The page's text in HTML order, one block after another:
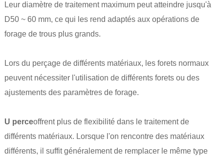
Leur diamètre de traitement maximum peut atteindre jusqu'à
D50 ~ 60 mm, ce qui les rend adaptés aux opérations de
forage de trous plus grands.
Lors du perçage de différents matériaux, les forets normaux
peuvent nécessiter l'utilisation de différents forets ou des
ajustements des paramètres de forage.
U perceoffrent plus de flexibilité dans le traitement de
différents matériaux. Lorsque l'on rencontre des matériaux
différents, il suffit généralement de remplacer le même type